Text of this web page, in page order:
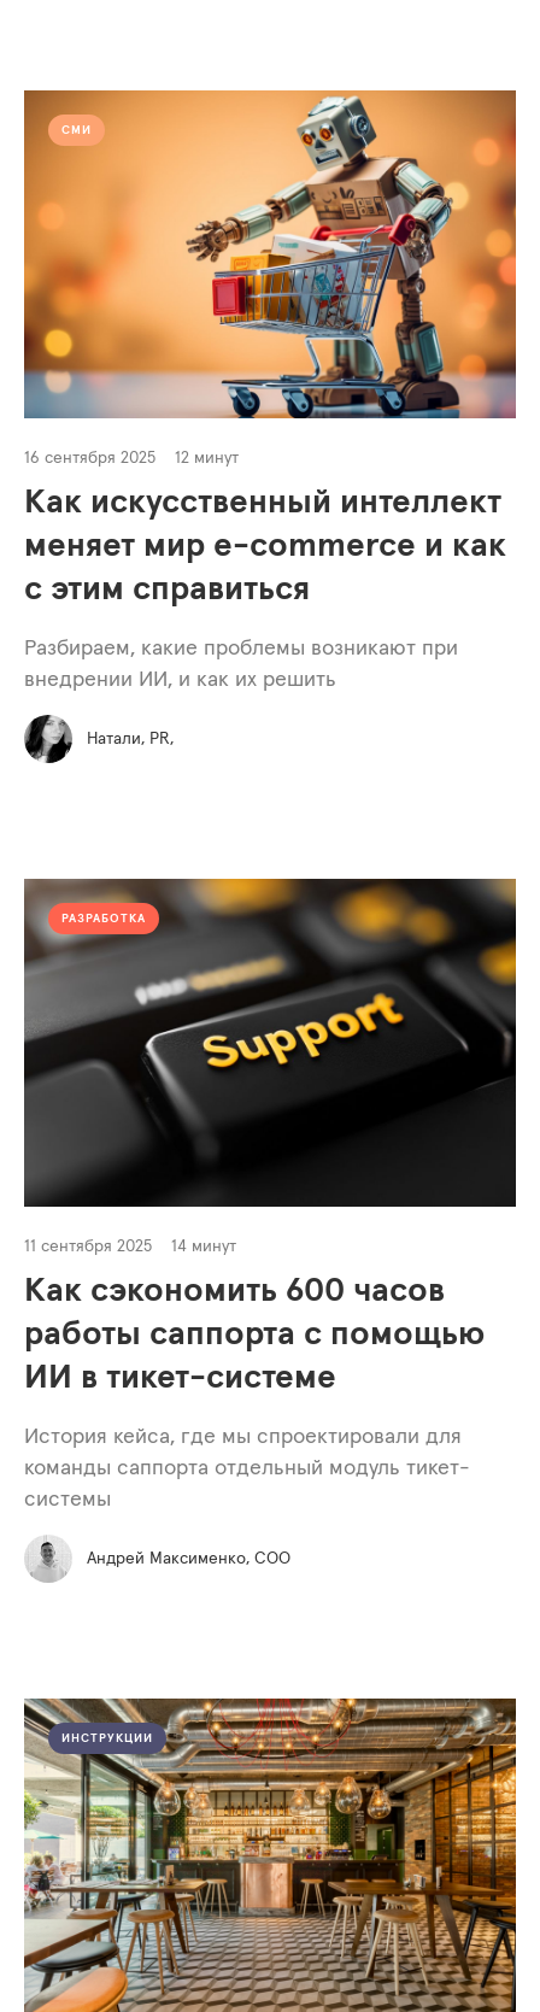
СМИ
16 сентября 2025 12 минут
Как искусственный интеллект
меняет мир e-commerce и как
с этим справиться
Разбираем, какие проблемы возникают при
внедрении ИИ, и как их решить
Натали, PR,
РАЗРАБОТКА
11 сентября 2025 14 минут
Как сэкономить 600 часов
работы саппорта с помощью
ИИ в тикет-системе
История кейса, где мы спроектировали для
команды саппорта отдельный модуль тикет-
системы
Андрей Максименко, COO
ИНСТРУКЦИИ